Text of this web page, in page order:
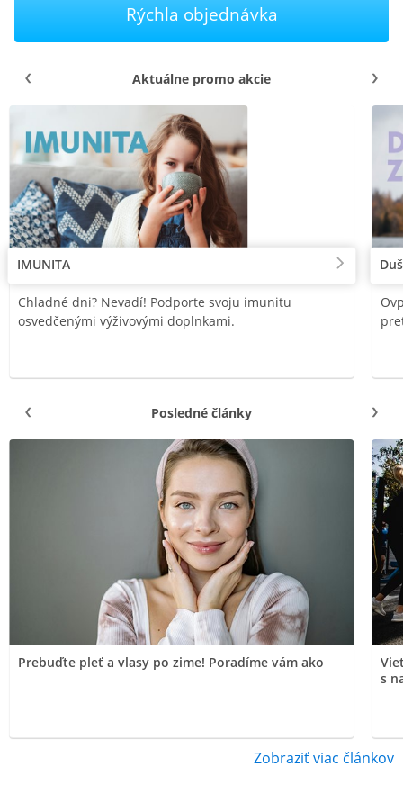
Rýchla objednávka
Aktuálne promo akcie
IMUNITA
Chladné dni? Nevadí! Podporte svoju imunitu
osvedčenými výživovými doplnkami.
Posledné články
Prebuďte pleť a vlasy po zime! Poradíme vám ako
s
Zobraziť viac článkov